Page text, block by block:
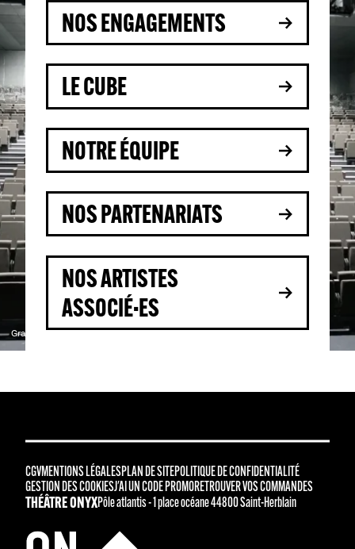
Gradin grande salle
NOS ENGAGEMENTS
LE CUBE
NOTRE ÉQUIPE
NOS PARTENARIATS
NOS ARTISTES
ASSOCIÉ·ES
CGVMENTIONS LÉGALESPLAN DE SITEPOLITIQUE DE CONFIDENTIALITÉ
GESTION DES COOKIESJ'AI UN CODE PROMORETROUVER VOS COMMANDES
THÉÂTRE ONYXPôle atlantis - 1 place océane 44800 Saint-Herblain